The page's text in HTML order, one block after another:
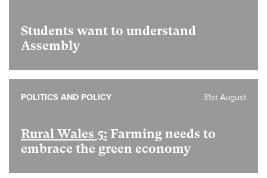
Students want to understand
Assembly
Rural Wales 5: Farming needs to
embrace the green economy
31st August
POLITICS AND POLICY